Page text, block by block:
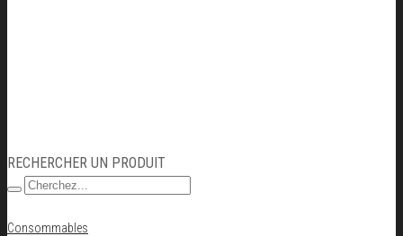
RECHERCHER UN PRODUIT
Consommables